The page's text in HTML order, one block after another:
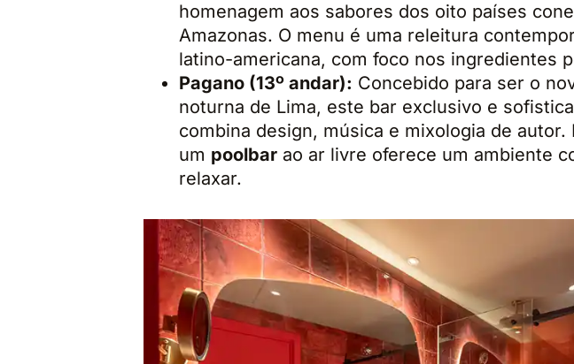
homenagem aos sabores dos oito países
Amazonas. O menu é uma releitura
latino-americana, com foco nos ingredientes
Pagano (13º andar): Concebido para ser o
noturna de Lima, este bar exclusivo e
combina design, música e mixologia de autor.
um poolbar ao ar livre oferece um ambiente
relaxar.